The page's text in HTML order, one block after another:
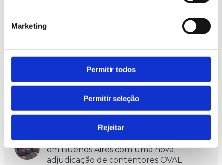
Marketing
Permitir todos
Permitir seleção
Rejeitar
CONTENUR reforça a sua presença
em Buenos Aires com uma nova
adjudicação de contentores OVAL